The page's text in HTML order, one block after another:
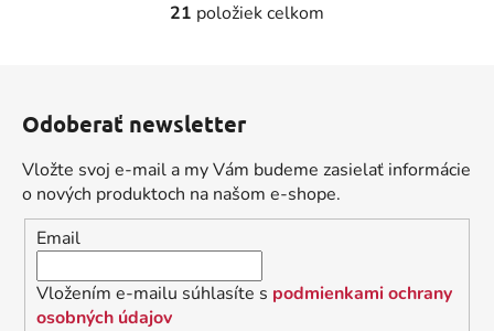
O
d
c
i
e
p
v
21 položiek celkom
Odoberať newsletter
Vložte svoj e-mail a my Vám budeme zasielať informácie
o nových produktoch na našom e-shope.
Email
Vložením e-mailu súhlasíte s podmienkami ochrany
osobných údajov